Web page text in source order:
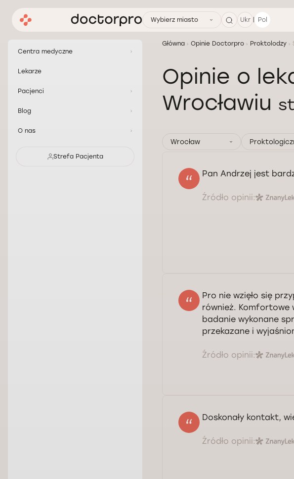
Wybierz miasto Ukr | Pol
Centra medyczne
Lekarze
Pacjenci
Blog
O nas
Strefa Pacjenta
Główna Opinie Doctorpro Proktolodzy
Opinie o
Wrocławiu
Wrocław
Pan Andrzej jest
Źródło opinii:
Pro nie wzięło się
również. Komfortowe
badanie wykonane
przekazane i
Źródło opinii:
Doskonały kontakt,
Źródło opinii: